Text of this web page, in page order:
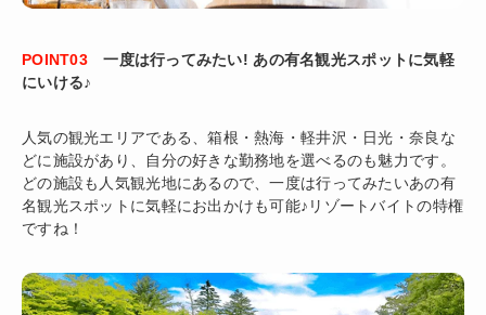
POINT03一度は行ってみたい! あの有名観光スポットに気軽
にいける♪
人気の観光エリアである、箱根・熱海・軽井沢・日光・奈良な
どに施設があり、自分の好きな勤務地を選べるのも魅力です。
どの施設も人気観光地にあるので、一度は行ってみたいあの有
名観光スポットに気軽にお出かけも可能♪リゾートバイトの特権
ですね！